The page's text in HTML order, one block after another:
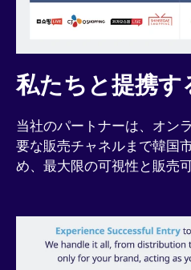
私たちと提携す
当社のパートナーは、オン
要な販売チャネルまで韓国
め、最大限の可視性と販売